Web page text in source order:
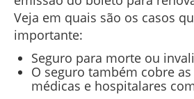
Veja em quais são os casos
importante:
Seguro para morte ou
O seguro também cobre as
médicas e hospitalares